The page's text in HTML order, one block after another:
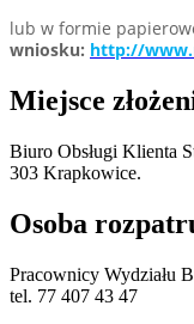
lub w formie
wniosku: http://
Miejsce
Biuro Obsługi Klienta
303 Krapkowice.
Osoba
Pracownicy Wydziału
tel. 77 407 43 47